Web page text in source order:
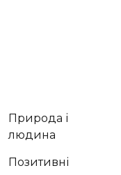
Природа і
людина
Позитивні